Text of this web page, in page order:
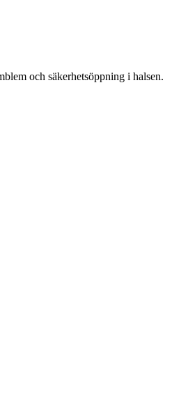
och säkerhetsöppning i halsen.